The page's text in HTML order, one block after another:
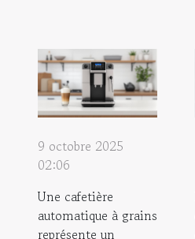
9 octobre 2025
02:06
Une cafetière
automatique à grains
représente un